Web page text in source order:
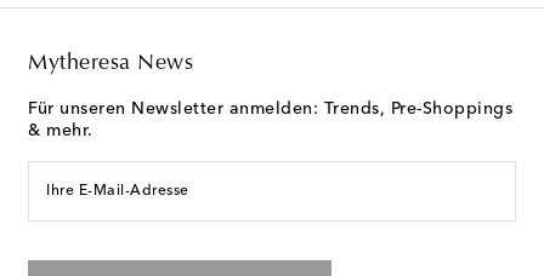
Mytheresa News
Für unseren Newsletter anmelden: Trends, Pre-Shoppings
& mehr.
Ihre E-Mail-Adresse